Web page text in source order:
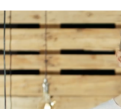
innhold